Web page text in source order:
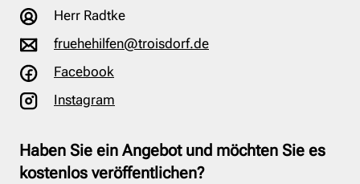
Herr Radtke
fruehehilfen@troisdorf.de
Facebook
Instagram
Haben Sie ein Angebot und möchten Sie es
kostenlos veröffentlichen?